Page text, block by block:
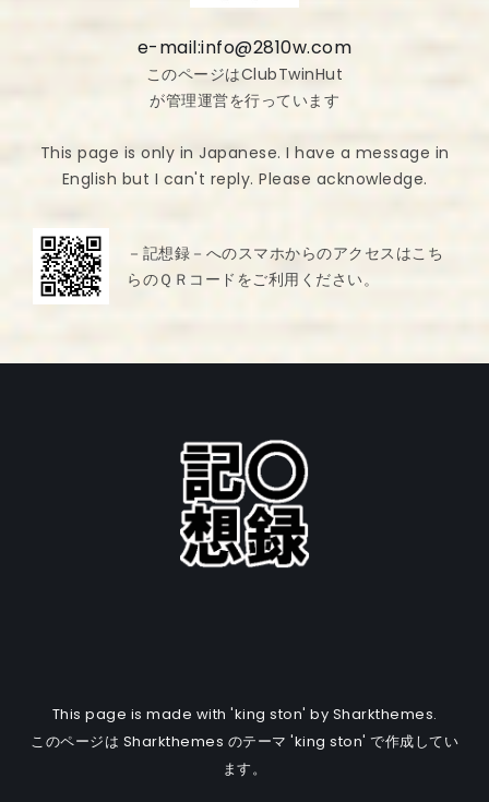
e-mail:info@2810w.com
このページはClubTwinHut
が管理運営を行っています
This page is only in Japanese. I have a message in
English but I can't reply. Please acknowledge.
－記想録－へのスマホからのアクセスはこち
らのＱＲコードをご利用ください。
This page is made with 'king ston' by Sharkthemes.
このページは Sharkthemes のテーマ 'king ston' で作成してい
ます。